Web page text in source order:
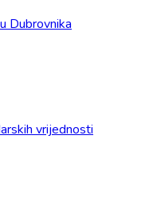
Dubrovnika
vrijednosti